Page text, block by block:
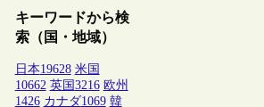
キーワードから検
索（国・地域）
日本19628 米国
10662 英国 3216 欧州
1426 カナダ1069 韓